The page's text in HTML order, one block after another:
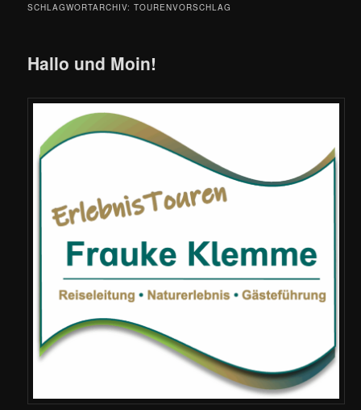
SCHLAGWORTARCHIV:TOURENVORSCHLAG
Hallo und Moin!